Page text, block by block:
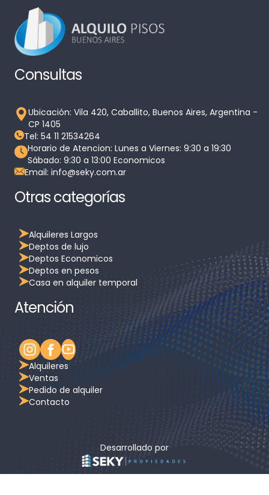
Consultas
Ubicación: Vila 420, Caballito, Buenos Aires, Argentina -
CP 1405
Tel: 54 11 21534264
Horario de Atencion: Lunes a Viernes: 9:30 a 19:30
Sábado: 9:30 a 13:00 Economicos
Email: info@seky.com.ar
Otras categorías
Alquileres Largos
Deptos de lujo
Deptos Economicos
Deptos en pesos
Casa en alquiler temporal
Atención
Alquileres
Ventas
Pedido de alquiler
Contacto
Desarrollado por